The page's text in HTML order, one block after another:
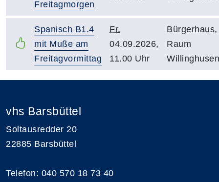
Freitagmorgen
Spanisch B1.4
mit Muße am
Freitagvormittag
Fr.
04.09.2026,
11.00 Uhr
Bürgerhaus,
Raum
Willinghusen
vhs Barsbüttel
Soltausredder 20
22885 Barsbüttel
Telefon: 040 570 18 73 40